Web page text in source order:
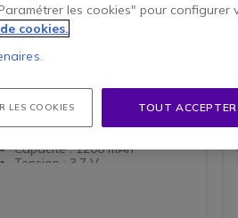
Dynascan 2B
Li-Ion |
Accessoiresde remplacement pour
Batterie de rechange pour
Capacité : 1200 mAh
Tension : 3,7 V
les cookies" pour configurer
cookies.
LES COOKIES TOUT ACCEPTER